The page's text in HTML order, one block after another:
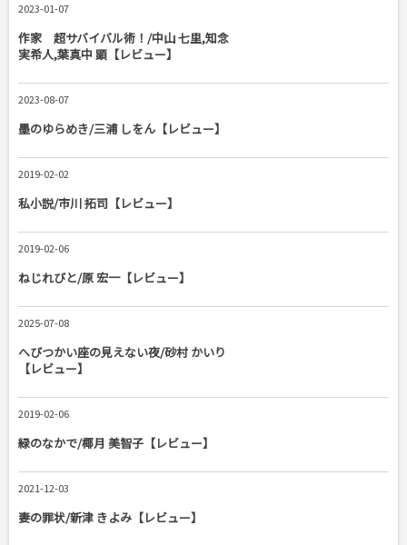
2023-01-07
作家 超サバイバル術！/中山 七里,知念
実希人,葉真中 顕【レビュー】
2023-08-07
墨のゆらめき/三浦 しをん【レビュー】
2019-02-02
私小説/市川 拓司【レビュー】
2019-02-06
ねじれびと/原 宏一【レビュー】
2025-07-08
へびつかい座の見えない夜/砂村 かいり
【レビュー】
2019-02-06
緑のなかで/椰月 美智子【レビュー】
2021-12-03
妻の罪状/新津 きよみ【レビュー】